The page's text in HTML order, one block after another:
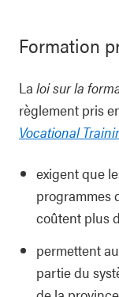
Formation
La loi sur la
règlement pris
Vocational
exigent que
programmes
coûtent plus
permettent
partie du